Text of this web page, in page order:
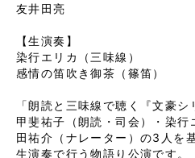
友井田亮
【生演奏】
染行エリカ（三味線）
感情の笛吹き御茶（篠笛）
「朗読と三味線で聴く『文豪シ
甲斐祐子（朗読・司会）・染
田祐介（ナレーター）の3人を
生演奏で行う物語り公演です。